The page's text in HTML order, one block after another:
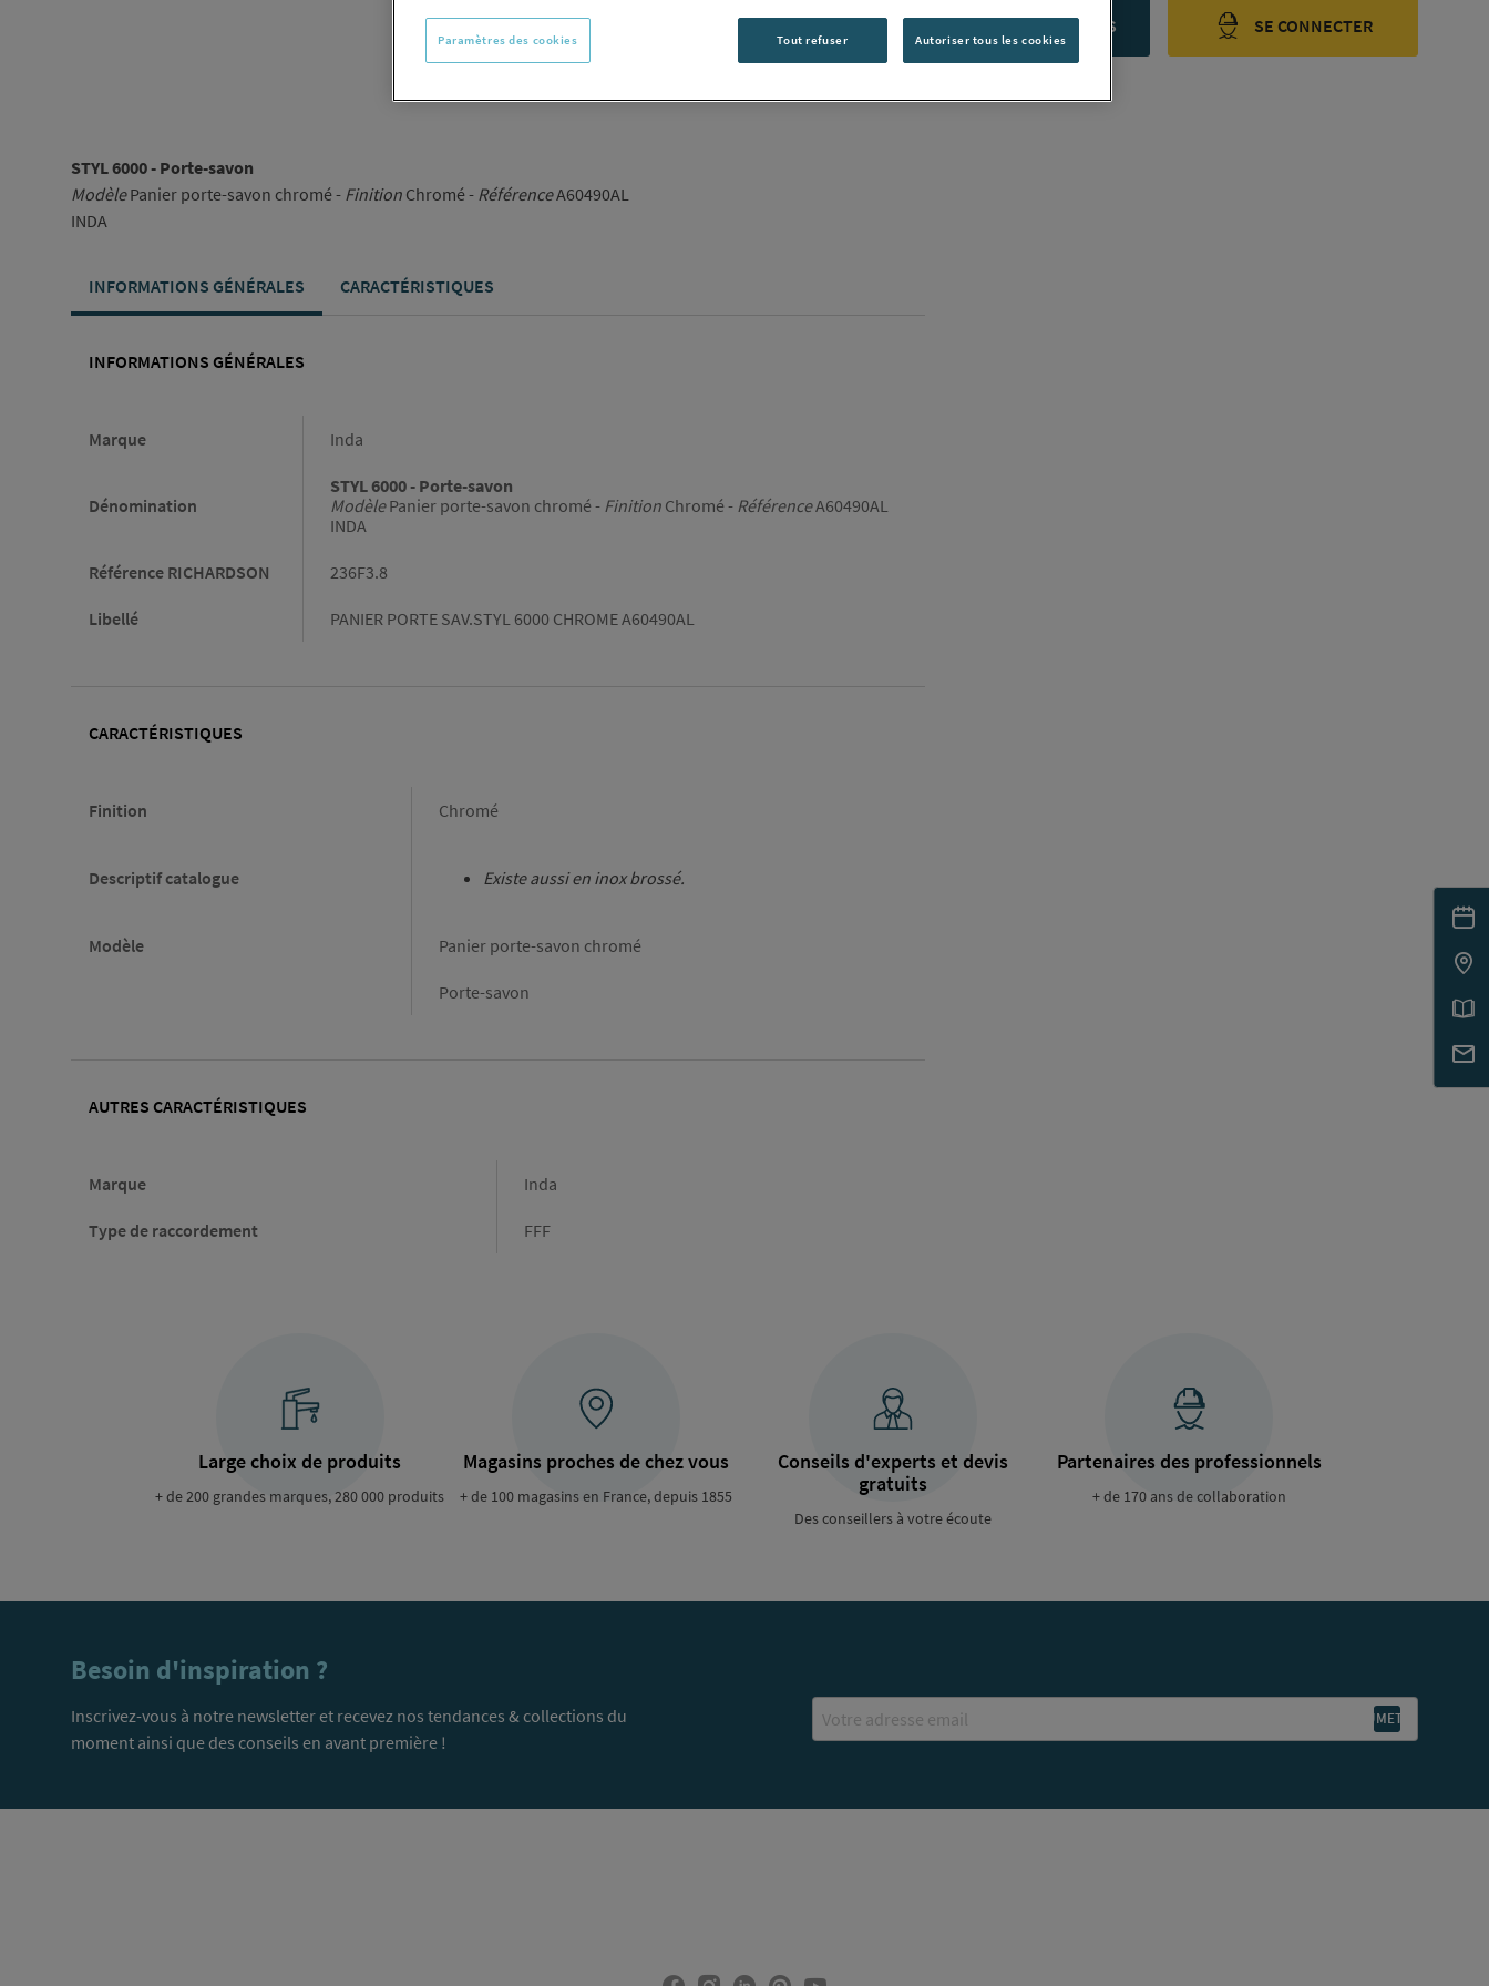
CONTACTEZ-NOUS SE CONNECTER
STYL 6000 - Porte-savon
ModèlePanier porte-savon chromé - Finition Chromé - RéférenceA60490AL
INDA
INFORMATIONS GÉNÉRALES CARACTÉRISTIQUES
INFORMATIONS GÉNÉRALES
Marque Inda
Dénomination
STYL 6000 - Porte-savon
ModèlePanier porte-savon chromé - Finition Chromé - RéférenceA60490AL
INDA
Référence RICHARDSON 236F3.8
Libellé PANIER PORTE SAV.STYL 6000 CHROME A60490AL
CARACTÉRISTIQUES
Finition Chromé
Descriptif catalogue Existe aussi en inox brossé.
Modèle Panier porte-savon chromé
Porte-savon
AUTRES CARACTÉRISTIQUES
Marque Marque
Inda
Type de raccordement
Type
FFF
Large choix de produits
+ de 200 grandes marques, 280 000 produits
Magasins proches de chez vous
+ de 100 magasins en France, depuis 1855
Conseils d'experts et devis
gratuits
Des conseillers à votre écoute
Partenaires des professionnels
+ de 170 ans de collaboration
Besoin d'inspiration ?
Inscrivez-vous à notre newsletter et recevez nos tendances & collections du
moment ainsi que des conseils en avant première !
Tout refuser Autoriser tous les cookies
Paramètres des cookies